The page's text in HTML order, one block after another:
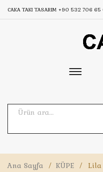
CAKA TAKI TASARIM +90 532 706 65
Toggle
Ana Sayfa / KÜPE / Lila